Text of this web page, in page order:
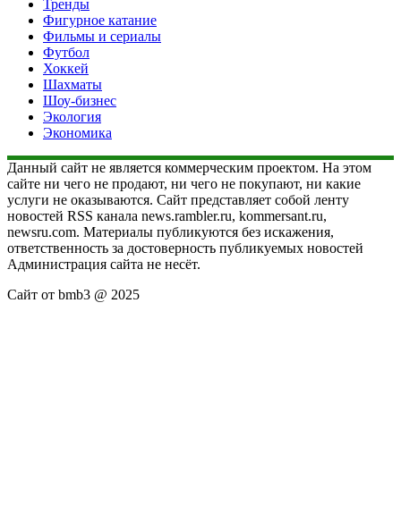
Тренды
Фигурное катание
Фильмы и сериалы
Футбол
Хоккей
Шахматы
Шоу-бизнес
Экология
Экономика
Данный сайт не является коммерческим проектом. На этом
сайте ни чего не продают, ни чего не покупают, ни какие
услуги не оказываются. Сайт представляет собой ленту
новостей RSS канала news.rambler.ru, kommersant.ru,
newsru.com. Материалы публикуются без искажения,
ответственность за достоверность публикуемых новостей
Администрация сайта не несёт.
Сайт от bmb3 @ 2025